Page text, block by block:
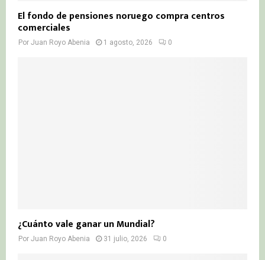
El fondo de pensiones noruego compra centros
comerciales
Por Juan Royo Abenia 1 agosto, 2026 0
¿Cuánto vale ganar un Mundial?
Por Juan Royo Abenia 31 julio, 2026 0